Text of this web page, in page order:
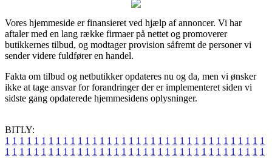
Vores hjemmeside er finansieret ved hjælp af annoncer. Vi har
aftaler med en lang række firmaer på nettet og promoverer
butikkernes tilbud, og modtager provision såfremt de personer vi
sender videre fuldfører en handel.
Fakta om tilbud og netbutikker opdateres nu og da, men vi ønsker
ikke at tage ansvar for forandringer der er implementeret siden vi
sidste gang opdaterede hjemmesidens oplysninger.
BITLY:
1 1 1 1 1 1 1 1 1 1 1 1 1 1 1 1 1 1 1 1 1 1 1 1 1 1 1 1 1 1 1 1 1 1 1 1
1 1 1 1 1 1 1 1 1 1 1 1 1 1 1 1 1 1 1 1 1 1 1 1 1 1 1 1 1 1 1 1 1 1 1 1